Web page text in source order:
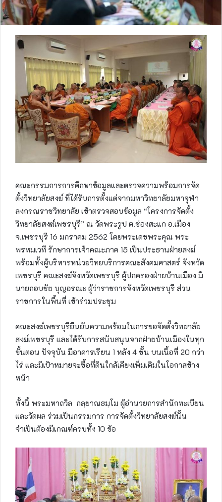
คณะกรรมการการศึกษาข้อมูลและตรวจความพร้อมการจัด
ตั้งวิทยาลัยสงฆ์ ที่ได้รับการตั้งแต่จากมหาวิทยาลัยมหาจุฬา
ลงกรณราชวิทยาลัย เข้าตรวจสอบข้อมูล “โครงการจัดตั้ง
วิทยาลัยสงฆ์เพชรบุรี” ณ วัดพระรูป ต.ช่องสะแก อ.เมือง
จ.เพชรบุรี 16 มกราคม 2562 โดยพระเดชพระคุณ พระ
พรหมเวที รักษาการเจ้าคณะภาค 15 เป็นประธานฝ่ายสงฆ์
พร้อมทั้งผู้บริหารหน่วยวิทยบริการคณะสังคมศาสตร์ จังหวัด
เพชรบุรี คณะสงฆ์จังหวัดเพชรบุรี ผู้ปกครองฝ่ายบ้านเมือง มี
นายกอบชัย บุญอรณะ ผู้ว่าราชการจังหวัดเพชรบุรี ส่วน
ราชการในพื้นที่ เข้าร่วมประชุม
คณะสงฆ์เพชรบุรียืนยันความพร้อมในการขอจัดตั้งวิทยาลัย
สงฆ์เพชรบุรี และได้รับการสนับสนุนจากฝ่ายบ้านเมืองในทุก
ขั้นตอน ปัจจุบัน มีอาคารเรียน 1 หลัง 4 ชั้น บนเนื้อที่ 20 กว่า
ไร่ และมีเป้าหมายจะซื้อที่ดินใกล้เคียงเพิ่มเติมในโอกาสข้าง
หน้า
ทั้งนี้ พระมหาถวิล กลฺยาณธมฺโม ผู้อำนวยการสำนักทะเบียน​
และวัดผล ร่วมเป็นกรรมการ การจัดตั้งวิทยาลัยสงฆ์นั้น
จำเป็นต้องมีเกณฑ์ครบทั้ง 10 ข้อ